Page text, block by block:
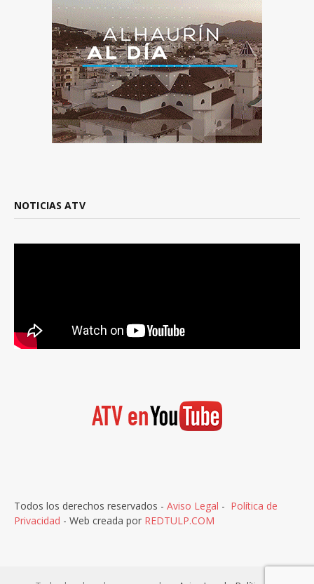
NOTICIAS ATV
Todos los derechos reservados - Aviso Legal - Política de
Privacidad - Web creada por REDTULP.COM